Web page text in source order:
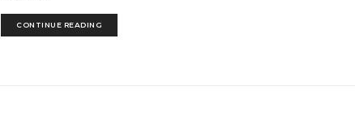
CONTINUE READING